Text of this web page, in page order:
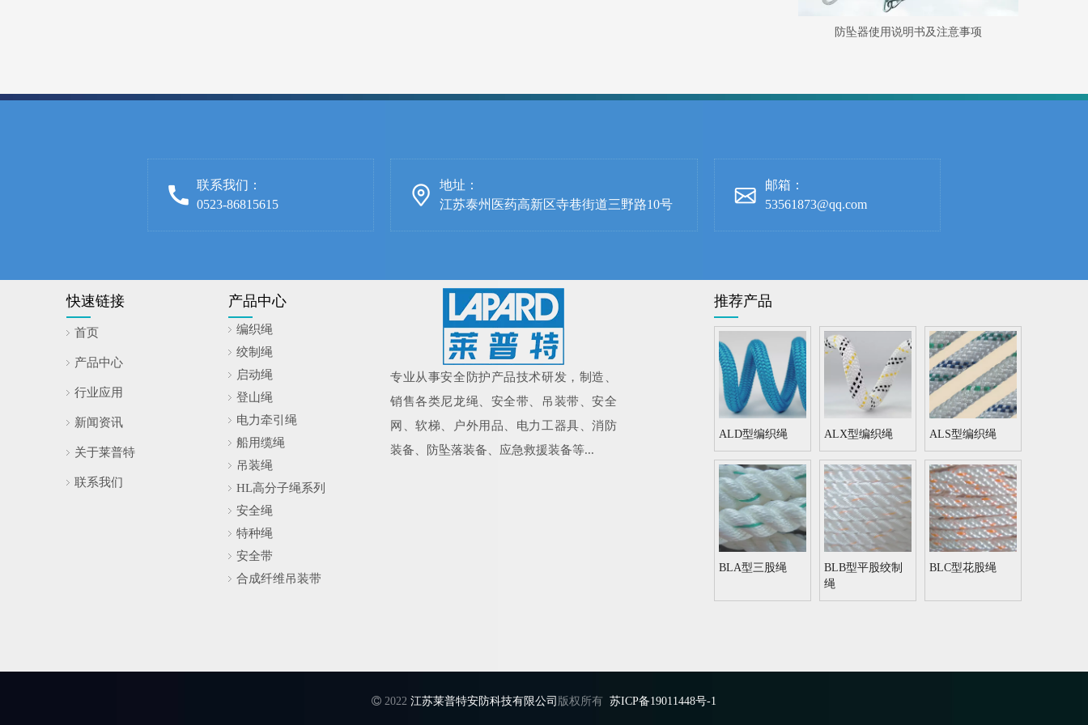
防坠器使用说明书及注意事项
联系我们：
0523-86815615
地址：
江苏泰州医药高新区寺巷街道三野路10号
邮箱：
53561873@qq.com
快速链接
首页
产品中心
行业应用
新闻资讯
关于莱普特
联系我们
产品中心
编织绳
绞制绳
启动绳
登山绳
电力牵引绳
船用缆绳
吊装绳
HL高分子绳系列
安全绳
特种绳
安全带
合成纤维吊装带
专业从事安全防护产品技术研发，制造、
销售各类尼龙绳、安全带、吊装带、安全
网、软梯、户外用品、电力工器具、消防
装备、防坠落装备、应急救援装备等...
推荐产品
ALD型编织绳 ALX型编织绳 ALS型编织绳
BLA型三股绳
BLB型平股绞制
绳
BLC型花股绳
 2022 江苏莱普特安防科技有限公司 版权所有 苏ICP备19011448号-1